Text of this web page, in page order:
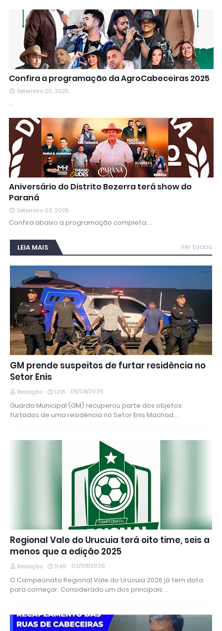
Confira a programação da AgroCabeceiras 2025
Setembro 20, 2025
…
Aniversário do Distrito Bezerra terá show do
Paraná
Setembro 03, 2025
Confira abaixo a programação completa.…
LEIA MAIS Ver todos
GM prende suspeitos de furtar residência no
Setor Enis
Redação 12:15 05/08/2026
Guarda Municipal (GM) recuperou parte dos objetos
furtados de uma residência no Setor Enis Machad…
Regional Vale do Urucuia terá oito time, seis a
menos que a edição 2025
Redação 11:49 03/08/2026
O Campeonato Regional Vale do Urucuia 2026 já tem data
para começar. Considerado um dos principais …